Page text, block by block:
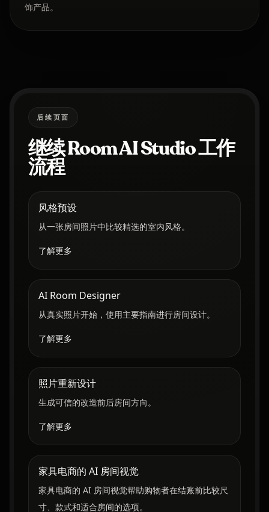
饰产品。
后续页面
继续 Room AI Studio 工作
流程
风格预设
从一张房间照片中比较精选的室内风格。
了解更多
AI Room Designer
从真实照片开始，使用主要指南进行房间设计。
了解更多
照片重新设计
生成可信的改造前后房间方向。
了解更多
家具电商的 AI 房间视觉
家具电商的 AI 房间视觉帮助购物者在结账前比较尺
寸、款式和适合房间的选项。